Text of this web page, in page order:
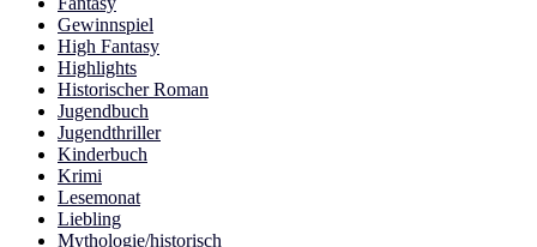
Gewinnspiel
High Fantasy
Highlights
Historischer Roman
Jugendbuch
Jugendthriller
Kinderbuch
Krimi
Lesemonat
Liebling
Mythologie/historisch